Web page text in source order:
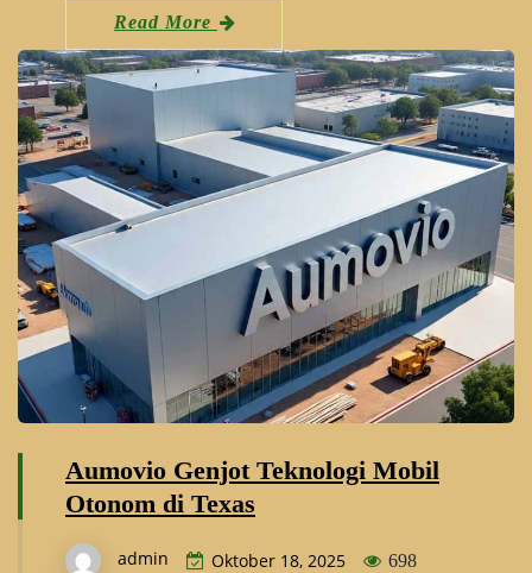
Read More
Aumovio Genjot Teknologi Mobil
Otonom di Texas
admin Oktober 18, 2025 698